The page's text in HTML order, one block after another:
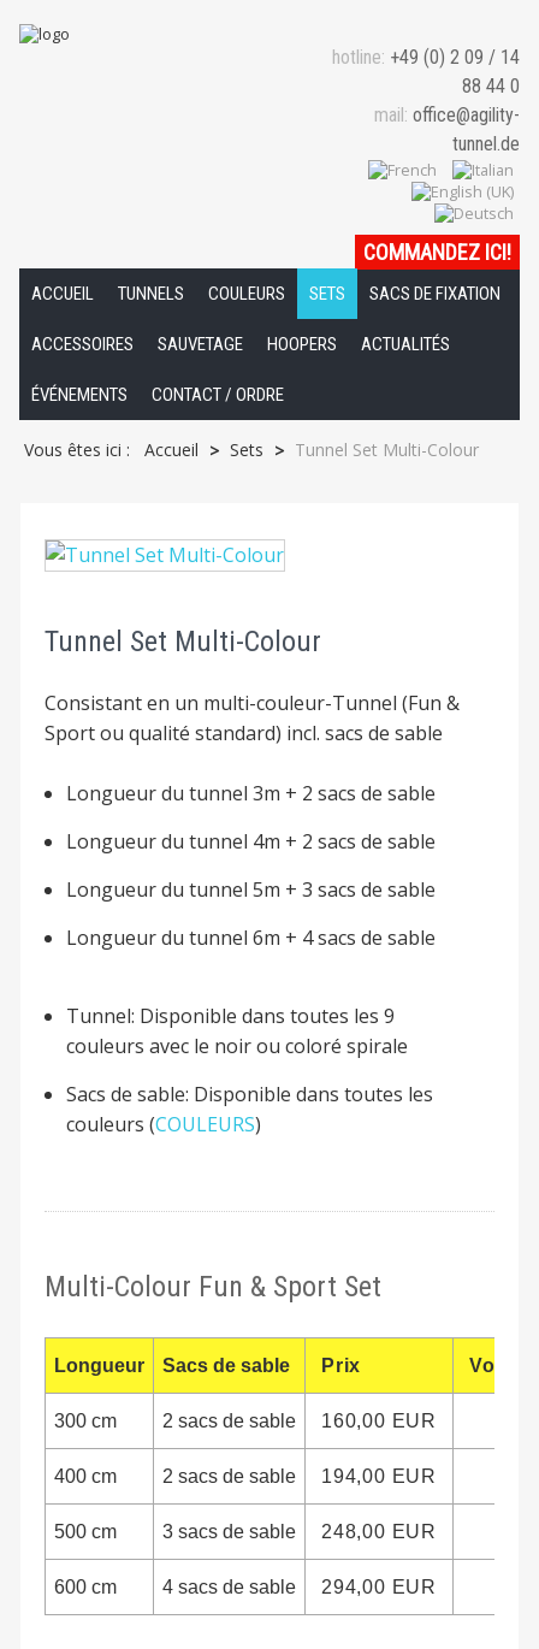
hotline: +49 (0) 2 09 / 14
88 44 0
mail: office@agility-
tunnel.de
COMMANDEZ ICI!
ACCUEIL TUNNELS COULEURS SETS SACS DE FIXATION
ACCESSOIRES SAUVETAGE HOOPERS ACTUALITÉS
ÉVÉNEMENTS CONTACT / ORDRE
Vous êtes ici : Accueil > Sets > Tunnel Set Multi-Colour
Tunnel Set Multi-Colour
Consistant en un multi-couleur-Tunnel (Fun &
Sport ou qualité standard) incl. sacs de sable
Longueur du tunnel 3m + 2 sacs de sable
Longueur du tunnel 4m + 2 sacs de sable
Longueur du tunnel 5m + 3 sacs de sable
Longueur du tunnel 6m + 4 sacs de sable
Tunnel: Disponible dans toutes les 9
couleurs avec le noir ou coloré spirale
Sacs de sable: Disponible dans toutes les
couleurs (COULEURS)
Multi-Colour Fun & Sport Set
Longueur Sacs de sable Prix Vous
300 cm 2 sacs de sable 160,00 EUR
400 cm 2 sacs de sable 194,00 EUR
500 cm 3 sacs de sable 248,00 EUR
600 cm 4 sacs de sable 294,00 EUR